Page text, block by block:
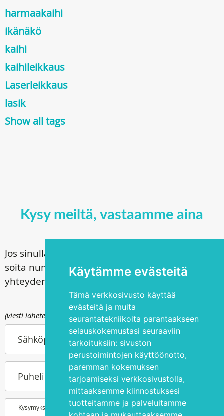
Käytämme evästeitä
Tämä verkkosivusto käyttää
evästeitä ja muita
seurantatekniikoita parantaakseen
selauskokemustasi seuraaviin
tarkoituksiin: sivuston
perustoimintojen käyttöönotto,
paremman kokemuksen
tarjoamiseksi verkkosivustolla,
mittaaksemme kiinnostuksesi
tuotteitamme ja palveluitamme
harmaakaihi
ikänäkö
kaihi
kaihileikkaus
Laserleikkaus
lasik
Show all tags
Kysy meiltä, vastaamme aina
Jos sinulla on kysyttävää leikkauksistamme,
soita numeroon+372 5344 3533tai kysy
yhteydenottolomakkeen välityksellä
(viesti lähetetään osoitteeseen info@silmakirurgia.ee)
Sähköpostiosoitteesi
Puhelinnumerosi
Kysymyksesi tai toiveesi